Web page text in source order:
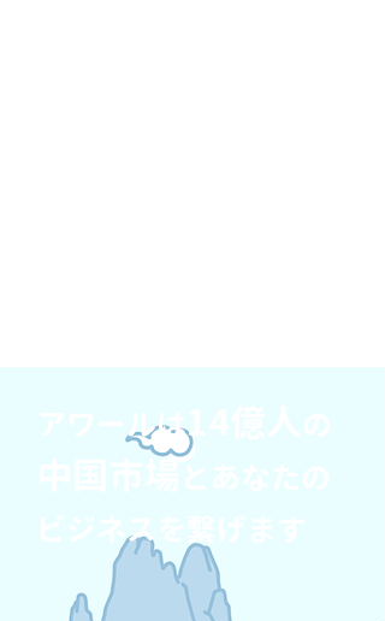
アワールは14億人
中国市場
ビジネスを繋げます